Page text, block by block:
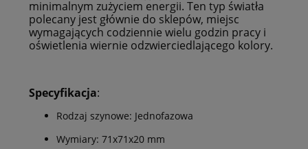
minimalnym zużyciem energii. Ten typ światła
polecany jest głównie do sklepów, miejsc
wymagających codziennie wielu godzin pracy i
oświetlenia wiernie odzwierciedlającego kolory.
Specyfikacja:
Rodzaj szynowe: Jednofazowa
Wymiary: 71x71x20 mm